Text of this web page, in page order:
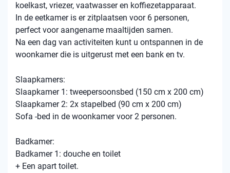
koelkast, vriezer, vaatwasser en koffiezetapparaat.
In de eetkamer is er zitplaatsen voor 6 personen,
perfect voor aangename maaltijden samen.
Na een dag van activiteiten kunt u ontspannen in de
woonkamer die is uitgerust met een bank en tv.
Slaapkamers:
Slaapkamer 1: tweepersoonsbed (150 cm x 200 cm)
Slaapkamer 2: 2x stapelbed (90 cm x 200 cm)
Sofa -bed in de woonkamer voor 2 personen.
Badkamer:
Badkamer 1: douche en toilet
+ Een apart toilet.